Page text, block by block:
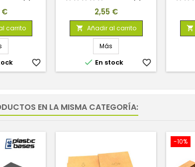
€
carrito
favorite_border
Precio
2,55 €
 Añadir al carrito
Más
 En stock favorite_border

EN LA MISMA CATEGORÍA:
-10%